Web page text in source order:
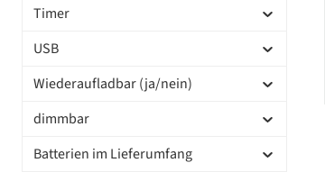
Timer
USB
Wiederaufladbar (ja/nein)
dimmbar
Batterien im Lieferumfang